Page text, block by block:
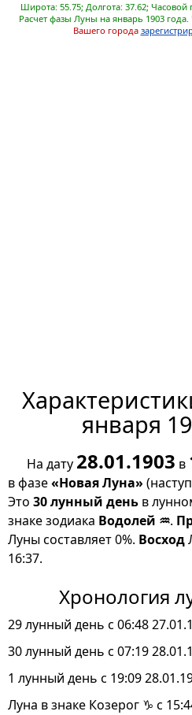
Широта: 55.75; Долгота: 37.62; Часовой
Расчет фазы Луны на январь 1903 года.
Вашего города
января
На дату 28.01.1903 в
в фазе«Новая Луна»
Это 30 лунный день в
знаке зодиака Водолей ♒.
Луны составляет 0%. Восход
16:37.
Хронология
29 лунный день с 06:48
30 лунный день с 07:19
1 лунный день с 19:09
Луна в знаке Козерог ♑ с